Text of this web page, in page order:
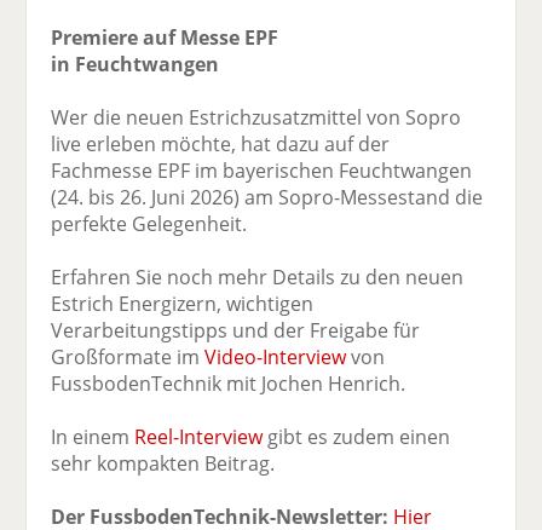
Premiere auf Messe EPF
in Feuchtwangen
Wer die neuen Estrichzusatzmittel von Sopro
live erleben möchte, hat dazu auf der
Fachmesse EPF im bayerischen Feuchtwangen
(24. bis 26. Juni 2026) am Sopro-Messestand die
perfekte Gelegenheit.
Erfahren Sie noch mehr Details zu den neuen
Estrich Energizern, wichtigen
Verarbeitungstipps und der Freigabe für
Großformate imVideo-Interviewvon
FussbodenTechnik mit Jochen Henrich.
In einem Reel-Interviewgibt es zudem einen
sehr kompakten Beitrag.
Der FussbodenTechnik-Newsletter: Hier